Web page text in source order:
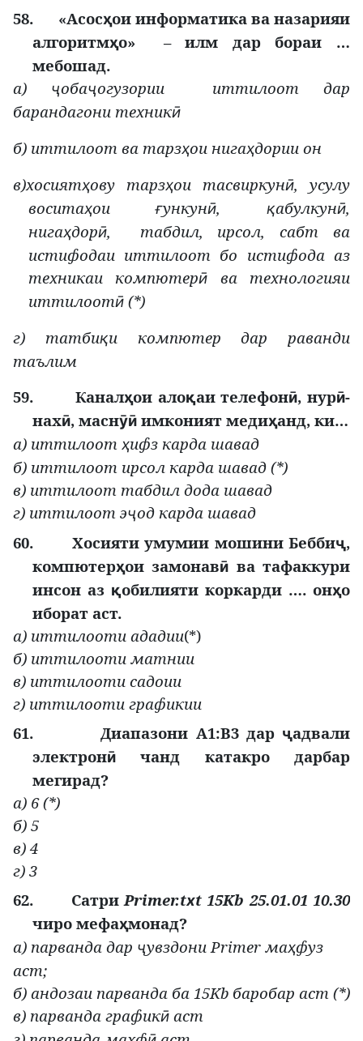
58.
«Асосҳои информатика ва назарияи
алгоритмҳо»– илм дар бораи …
мебошад.
а) ҷобаҷогузории иттилоот дар
барандагони техникӣ
б) иттилоот ва тарзҳои нигаҳдории он
в)хосиятҳову тарзҳои тасвиркунӣ, усулу
воситаҳоиғункунӣ,қабулкунӣ,
нигаҳдорӣ, табдил, ирсол, сабт ва
истифодаи иттилоот бо истифода аз
техникаи компютерӣ ва технологияи
иттилоотӣ(*)
г) татбиқи компютер дар раванди
таълим
59.
Каналҳои алоқаи телефонӣ, нурӣ-
нахӣ, маснӯӣимконият медиҳанд, ки…
а) иттилоот ҳифз карда шавад
б) иттилоот ирсол карда шавад (*)
в) иттилоот табдил дода шавад
г) иттилоот эҷод карда шавад
60.
Хосияти умумии мошини Беббиҷ,
компютерҳои замонавӣ ва тафаккури
инсон аз қобилияти коркарди …. онҳо
иборат аст.
а) иттилооти ададии(*)
б) иттилооти матнии
в) иттилооти садоии
г) иттилооти графикии
61.
Диапазони А1:В3 дар ҷадвали
электронӣчанд катакро дарбар
мегирад?
а) 6 (*)
б) 5
в) 4
г) 3
62.
СатриPrimer.tхt 15Kb 25.01.01 10.30
чиро мефаҳмонад?
а) парванда дар ҷувздони Primer маҳфуз
аст;
б) андозаи парванда ба 15Kb баробар аст (*)
в) парванда графикӣ аст